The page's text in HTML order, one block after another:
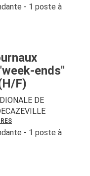
- 1 poste à
ends"
F)
DE
- 1 poste à